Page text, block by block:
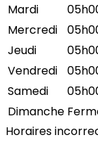
Mardi
Mercredi
Jeudi
Vendredi
Samedi
Dimanche
Horaires